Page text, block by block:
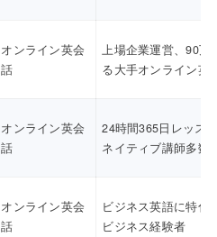
オンライン英会
話
上場企業運営、90万
る大手オンライン英
オンライン英会
話
24時間365日レッス
ネイティブ講師多数
オンライン英会
話
ビジネス英語に特化
ビジネス経験者